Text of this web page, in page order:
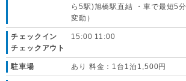
ら5駅)旭橋駅直結 ・車で最短5
変動）
チェックイン
チェックアウト
15:00 11:00
駐車場 あり 料金：1台1泊1,500円